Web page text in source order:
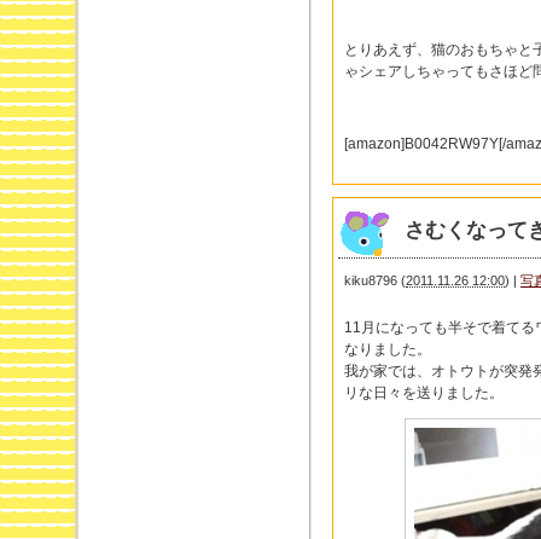
とりあえず、猫のおもちゃ
ゃシェアしちゃってもさほど
[amazon]B0042RW97Y[/
さむくなって
kiku8796 (2011.11.26 12:00) | 写
11月になっても半そで着て
なりました。
我が家では、オトウトが突発
リな日々を送りました。